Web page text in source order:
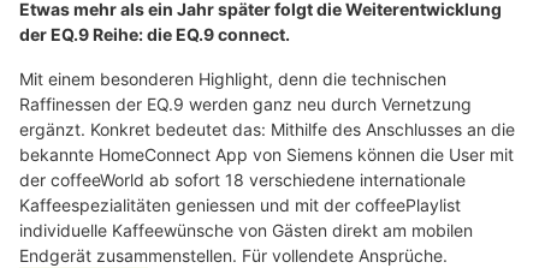
Etwas mehr als ein Jahr später folgt die Weiterentwicklung
der EQ.9 Reihe: die EQ.9 connect.
Mit einem besonderen Highlight, denn die technischen
Raffinessen der EQ.9 werden ganz neu durch Vernetzung
ergänzt. Konkret bedeutet das: Mithilfe des Anschlusses an die
bekannte HomeConnect App von Siemens können die User mit
der coffeeWorld ab sofort 18 verschiedene internationale
Kaffeespezialitäten geniessen und mit der coffeePlaylist
individuelle Kaffeewünsche von Gästen direkt am mobilen
Endgerät zusammenstellen. Für vollendete Ansprüche.